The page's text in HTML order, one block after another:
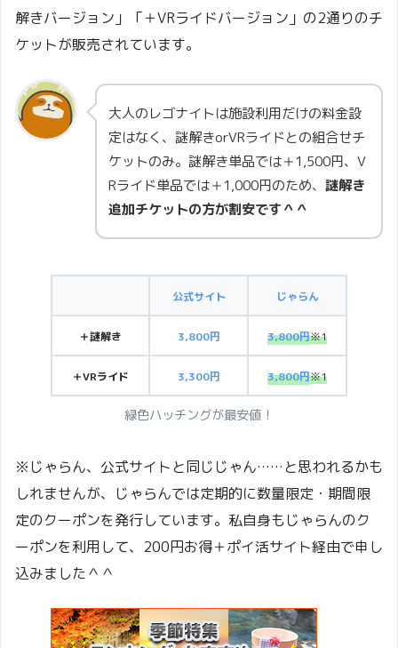
解きバージョン」「＋VRライドバージョン」の2通りのチ
ケットが販売されています。
大人のレゴナイトは施設利用だけの料金設
定はなく、謎解きorVRライドとの組合せチ
ケットのみ。謎解き単品では＋1,500円、V
Rライド単品では＋1,000円のため、 謎解き
追加チケットの方が割安です＾＾
公式サイト じゃらん
＋謎解き 3,800円 3,800円※1
＋VRライド 3,300円 3,800円※1
緑色ハッチングが最安値！
※じゃらん、公式サイトと同じじゃん……と思われるかも
しれませんが、じゃらんでは定期的に数量限定・期間限
定のクーポンを発行しています。私自身もじゃらんのク
ーポンを利用して、200円お得＋ポイ活サイト経由で申し
込みました＾＾